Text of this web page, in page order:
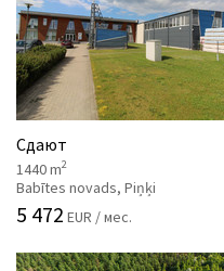
Сдают
1440 m2
Babītes novads, Piņķi
5 472 EUR / мес.